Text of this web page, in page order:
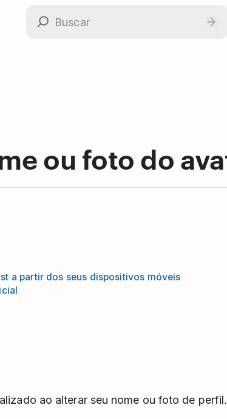
ou foto do
a partir dos seus dispositivos móveis
ao alterar seu nome ou foto de